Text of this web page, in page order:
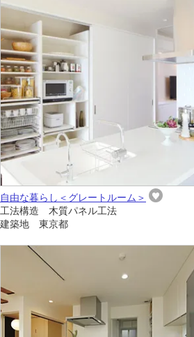
自由な暮らし＜グレートルーム＞
工法構造 木質パネル工法
建築地 東京都